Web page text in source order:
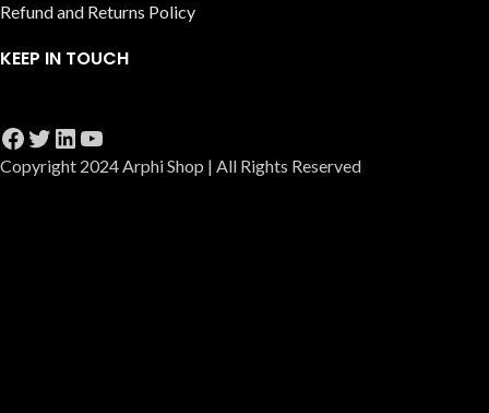
Refund and Returns Policy
KEEP IN TOUCH
Copyright 2024 Arphi Shop | All Rights Reserved